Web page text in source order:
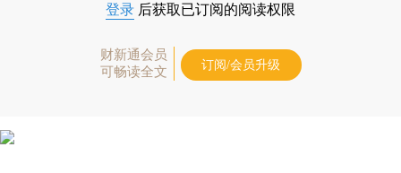
登录 后获取已订阅的阅读权限
财新通会员
可畅读全文
订阅/会员升级